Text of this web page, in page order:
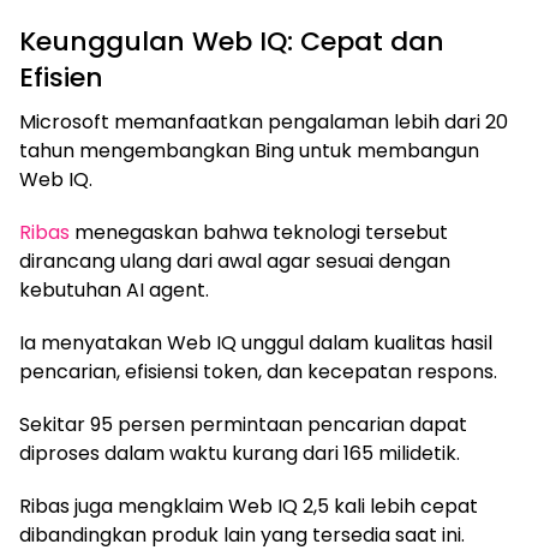
Keunggulan Web IQ: Cepat dan
Efisien
Microsoft memanfaatkan pengalaman lebih dari 20
tahun mengembangkan Bing untuk membangun
Web IQ.
Ribas menegaskan bahwa teknologi tersebut
dirancang ulang dari awal agar sesuai dengan
kebutuhan AI agent.
Ia menyatakan Web IQ unggul dalam kualitas hasil
pencarian, efisiensi token, dan kecepatan respons.
Sekitar 95 persen permintaan pencarian dapat
diproses dalam waktu kurang dari 165 milidetik.
Ribas juga mengklaim Web IQ 2,5 kali lebih cepat
dibandingkan produk lain yang tersedia saat ini.